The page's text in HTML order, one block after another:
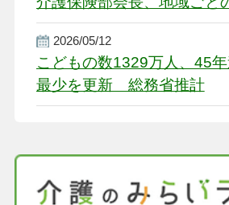
盤整備を促す
2026/05/12
こどもの数1329万人、45
最少を更新 総務省推計